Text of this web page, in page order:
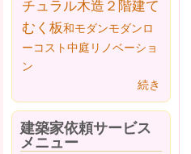
チュラル木造２階建て
むく板和モダンモダンロ
ーコスト中庭 リノベーショ
ン
続き
建築家依頼サービス
メニュー